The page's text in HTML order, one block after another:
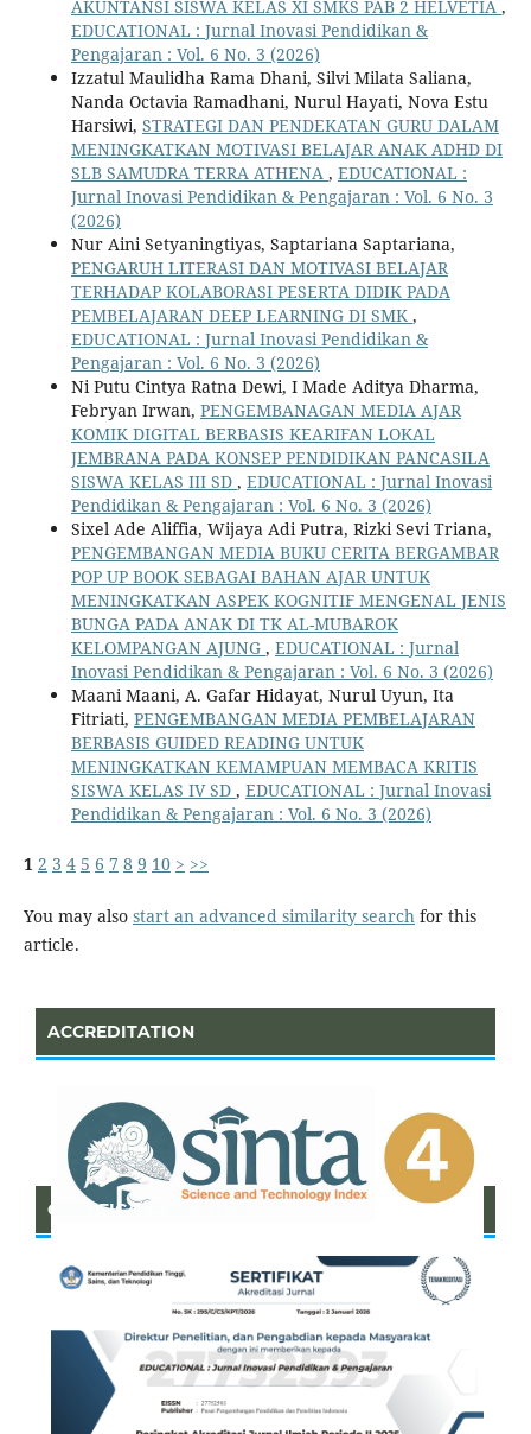
AKUNTANSI SISWA KELAS XI SMKS PAB 2 HELVETIA ,
EDUCATIONAL : Jurnal Inovasi Pendidikan &
Pengajaran : Vol. 6 No. 3 (2026)
Izzatul Maulidha Rama Dhani, Silvi Milata Saliana,
Nanda Octavia Ramadhani, Nurul Hayati, Nova Estu
Harsiwi, STRATEGI DAN PENDEKATAN GURU DALAM
MENINGKATKAN MOTIVASI BELAJAR ANAK ADHD DI
SLB SAMUDRA TERRA ATHENA , EDUCATIONAL :
Jurnal Inovasi Pendidikan & Pengajaran : Vol. 6 No. 3
(2026)
Nur Aini Setyaningtiyas, Saptariana Saptariana,
PENGARUH LITERASI DAN MOTIVASI BELAJAR
TERHADAP KOLABORASI PESERTA DIDIK PADA
PEMBELAJARAN DEEP LEARNING DI SMK ,
EDUCATIONAL : Jurnal Inovasi Pendidikan &
Pengajaran : Vol. 6 No. 3 (2026)
Ni Putu Cintya Ratna Dewi, I Made Aditya Dharma,
Febryan Irwan, PENGEMBANAGAN MEDIA AJAR
KOMIK DIGITAL BERBASIS KEARIFAN LOKAL
JEMBRANA PADA KONSEP PENDIDIKAN PANCASILA
SISWA KELAS III SD , EDUCATIONAL : Jurnal Inovasi
Pendidikan & Pengajaran : Vol. 6 No. 3 (2026)
Sixel Ade Aliffia, Wijaya Adi Putra, Rizki Sevi Triana,
PENGEMBANGAN MEDIA BUKU CERITA BERGAMBAR
POP UP BOOK SEBAGAI BAHAN AJAR UNTUK
MENINGKATKAN ASPEK KOGNITIF MENGENAL JENIS
BUNGA PADA ANAK DI TK AL-MUBAROK
KELOMPANGAN AJUNG , EDUCATIONAL : Jurnal
Inovasi Pendidikan & Pengajaran : Vol. 6 No. 3 (2026)
Maani Maani, A. Gafar Hidayat, Nurul Uyun, Ita
Fitriati, PENGEMBANGAN MEDIA PEMBELAJARAN
BERBASIS GUIDED READING UNTUK
MENINGKATKAN KEMAMPUAN MEMBACA KRITIS
SISWA KELAS IV SD , EDUCATIONAL : Jurnal Inovasi
Pendidikan & Pengajaran : Vol. 6 No. 3 (2026)
1 2 3 4 5 6 7 8 9 10 > >>
You may also start an advanced similarity searchfor this
article.
ACCREDITATION
CERTIFICATE OF SINTA